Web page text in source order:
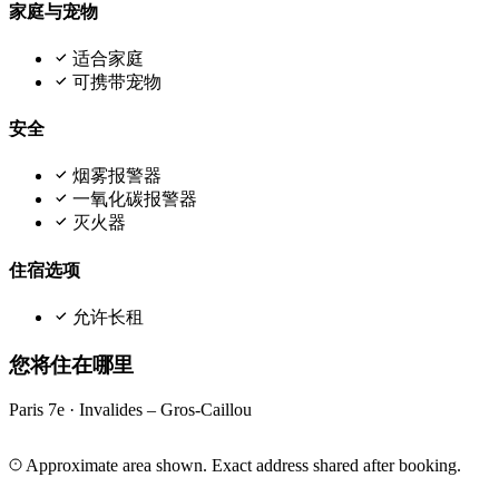
家庭与宠物
适合家庭
可携带宠物
安全
烟雾报警器
一氧化碳报警器
灭火器
住宿选项
允许长租
您将住在哪里
Paris 7e · Invalides – Gros-Caillou
+
Approximate area shown. Exact address shared after booking.